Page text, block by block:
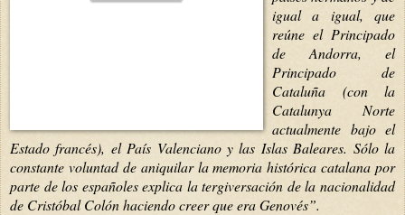
igual a igual, que
reúne el Principado
de Andorra, el
Principado de
Cataluña (con la
Catalunya Norte
actualmente bajo el
Estado francés), el País Valenciano y las Islas Baleares. Sólo la
constante voluntad de aniquilar la memoria histórica catalana por
parte de los españoles explica la tergiversación de la nacionalidad
de Cristóbal Colón haciendo creer que era Genovés”.